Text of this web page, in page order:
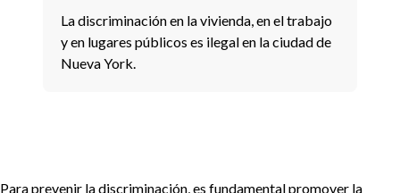
La discriminación en la vivienda, en el trabajo
y en lugares públicos es ilegal en la ciudad de
Nueva York.
Para prevenir la discriminación, es fundamental promover la